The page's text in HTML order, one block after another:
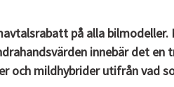
på alla
innebär det
och mildhybrider utifrån vad